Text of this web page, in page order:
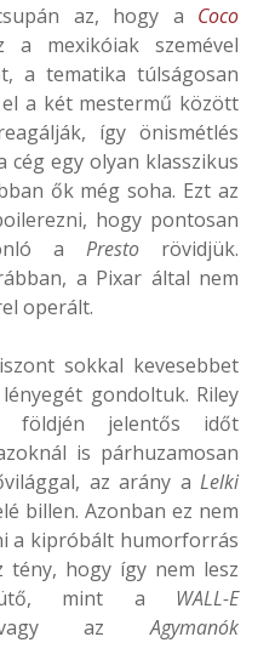
az, hogy a Coco
a mexikóiak szemével
a tematika túlságosan
a két mestermű között
így önismétlés
egy olyan klasszikus
ők még soha. Ezt az
hogy pontosan
a Prestorövidjük.
a Pixar által nem
operált.
sokkal kevesebbet
gondoltuk. Riley
jelentős időt
is párhuzamosan
az arány a Lelki
billen. Azonban ez nem
a kipróbált humorforrás
tény, hogy így nem lesz
mint a WALL-E
vagy azAgymanók